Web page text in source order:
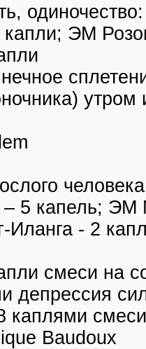
одиночество:
ЭМ
– 5 капель;
Иланга - 2
смеси на
депрессия
каплями
Baudoux